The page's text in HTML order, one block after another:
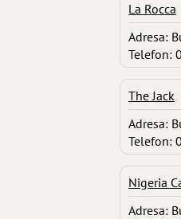
La Rocca
Adresa:
Telefon:
The Jack
Adresa:
Telefon:
Nigeria
Adresa: